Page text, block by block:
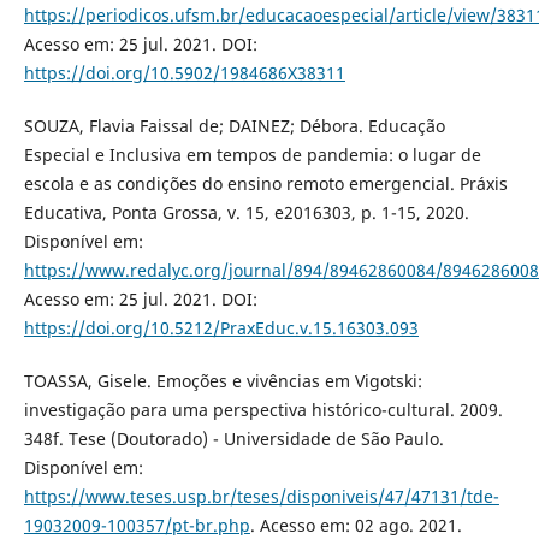
https://periodicos.ufsm.br/educacaoespecial/article/view/
Acesso em: 25 jul. 2021. DOI:
https://doi.org/10.5902/1984686X38311
SOUZA, Flavia Faissal de; DAINEZ; Débora. Educação
Especial e Inclusiva em tempos de pandemia: o lugar de
escola e as condições do ensino remoto emergencial. Práxis
Educativa, Ponta Grossa, v. 15, e2016303, p. 1-15, 2020.
Disponível em:
https://www.redalyc.org/journal/894/89462860084/
Acesso em: 25 jul. 2021. DOI:
https://doi.org/10.5212/PraxEduc.v.15.16303.093
TOASSA, Gisele. Emoções e vivências em Vigotski:
investigação para uma perspectiva histórico-cultural. 2009.
348f. Tese (Doutorado) - Universidade de São Paulo.
Disponível em:
https://www.teses.usp.br/teses/disponiveis/47/47131/tde-
19032009-100357/pt-br.php. Acesso em: 02 ago. 2021.